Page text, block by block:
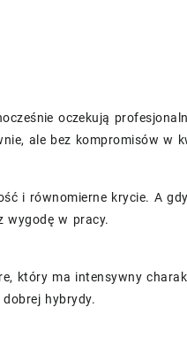
oczekują
ale bez kompromisów w
i równomierne krycie. A
wygodę w pracy.
który ma intensywny
hybrydy.